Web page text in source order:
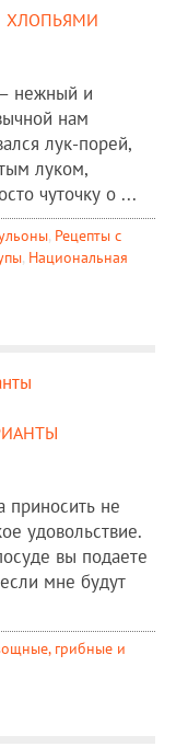
нежный и
нам
лук-порей,
луком,
чуточку о ...
, Рецепты c
, Национальная
приносить не
удовольствие.
вы подаете
мне будут
грибные и